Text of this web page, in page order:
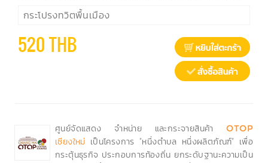
กระโปรงทวิตพื้นเมือง
520 THB
ศูนย์จัดแสดง จำหน่าย และกระจายสินค้าOTOP
เชียงใหม่ เป็นโครงการ "หนึ่งตำบล หนึ่งผลิตภัณฑ์" เพื่อ
กระตุ้นธุรกิจ ประกอบการท้องถิ่น ยกระดับฐานะความเป็น